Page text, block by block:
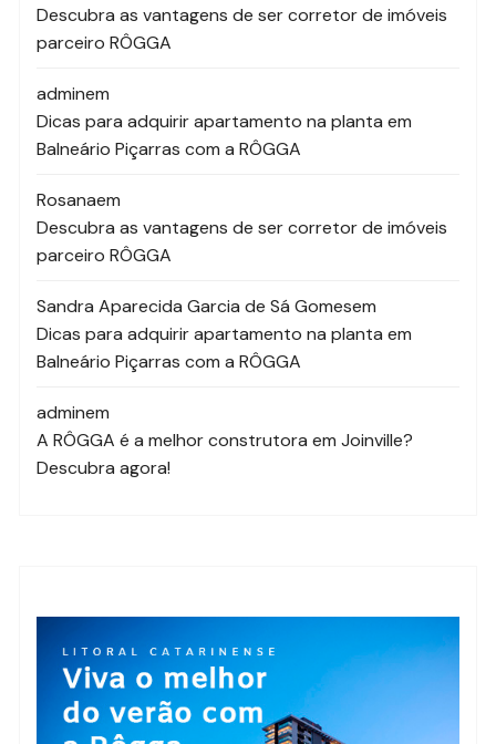
Descubra as vantagens de ser corretor de imóveis
parceiro RÔGGA
adminem
Dicas para adquirir apartamento na planta em
Balneário Piçarras com a RÔGGA
Rosanaem
Descubra as vantagens de ser corretor de imóveis
parceiro RÔGGA
Sandra Aparecida Garcia de Sá Gomesem
Dicas para adquirir apartamento na planta em
Balneário Piçarras com a RÔGGA
adminem
A RÔGGA é a melhor construtora em Joinville?
Descubra agora!